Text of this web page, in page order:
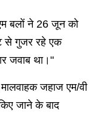
बलों ने 26 जून को
से गुजर रहे एक
जवाब था।"
मालवाहक जहाज एम/वी
जाने के बाद